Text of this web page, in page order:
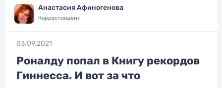
Анастасия Афиногенова
Корреспондент
03.09.2021
Роналду попал в Книгу рекордов
Гиннесса. И вот за что